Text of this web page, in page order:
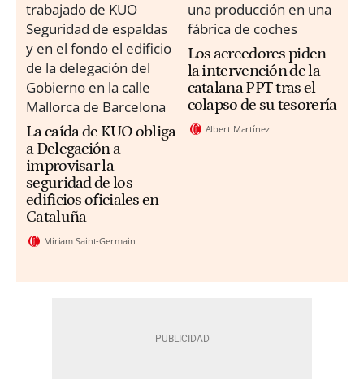
La caída de KUO obliga
a Delegación a
improvisar la
seguridad de los
edificios oficiales en
Cataluña
Miriam Saint-Germain
Los acreedores piden
la intervención de la
catalana PPT tras el
colapso de su tesorería
Albert Martínez